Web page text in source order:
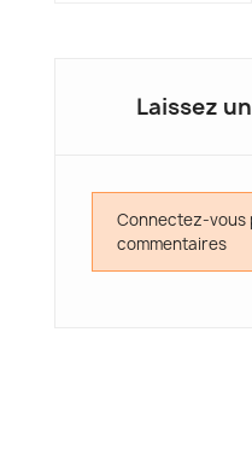
Laissez
Connectez-vous
commentaires